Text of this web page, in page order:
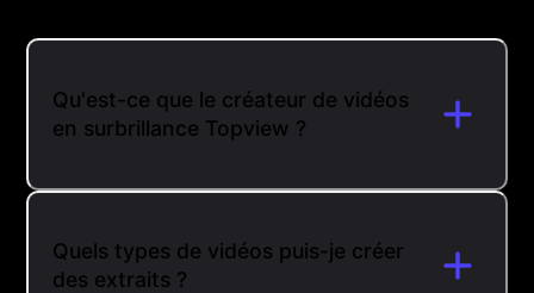
Qu'est-ce que le créateur de vidéos
en surbrillance Topview ?
Quels types de vidéos puis-je créer
des extraits ?